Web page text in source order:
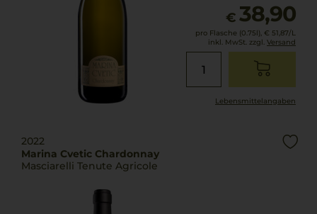
€ 38,90
pro Flasche (0.75l), € 51,87/L
inkl. MwSt. zzgl. Versand
Lebensmittel­angaben
2022
Marina Cvetic Chardonnay
Masciarelli Tenute Agricole